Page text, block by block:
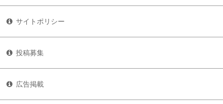
サイトポリシー
投稿募集
広告掲載